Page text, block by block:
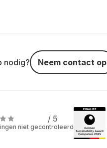
nodig? Neem contact op
/ 5
niet gecontroleerd